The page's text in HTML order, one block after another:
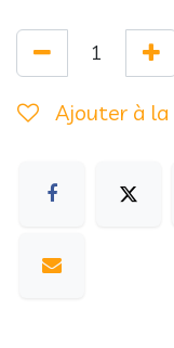
Ajouter à